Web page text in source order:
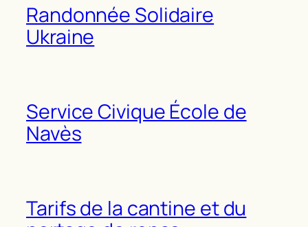
Randonnée Solidaire
Ukraine
Service Civique École de
Navès
Tarifs de la cantine et du